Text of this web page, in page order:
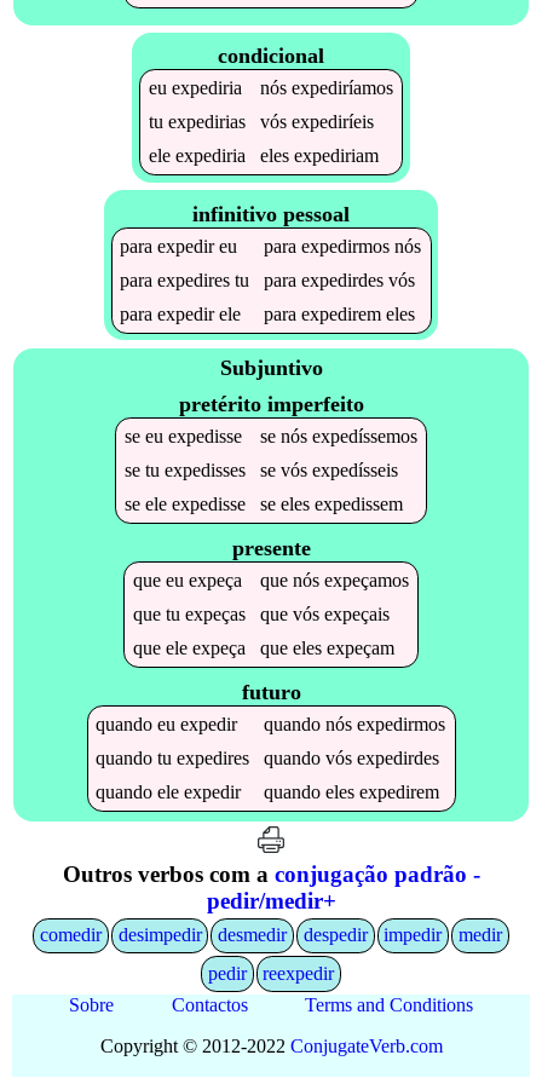
condicional
eu expediria nós expediríamos
tu expedirias vós expediríeis
ele expediria eles expediriam
infinitivo pessoal
paraexpedireu paraexpedirmos nós
paraexpedires tu paraexpedirdes vós
paraexpedirele paraexpedirem eles
Subjuntivo
pretérito imperfeito
se eu expedisse se nós expedíssemos
se tu expedisses se vós expedísseis
se ele expedisse se eles expedissem
presente
que eu expeça que nós expeçamos
que tu expeças que vós expeçais
que ele expeça que eles expeçam
futuro
quandoeuexpedir quandonósexpedirmos
quandotuexpedires quandovósexpedirdes
quandoeleexpedir quandoelesexpedirem
Outros verbos com a conjugação padrão -
pedir/medir+
comedir desimpedir desmedir despedir impedir
medir
pedir
reexpedir
Sobre
Contactos
Terms and Conditions
Copyright © 2012-2022 ConjugateVerb.com